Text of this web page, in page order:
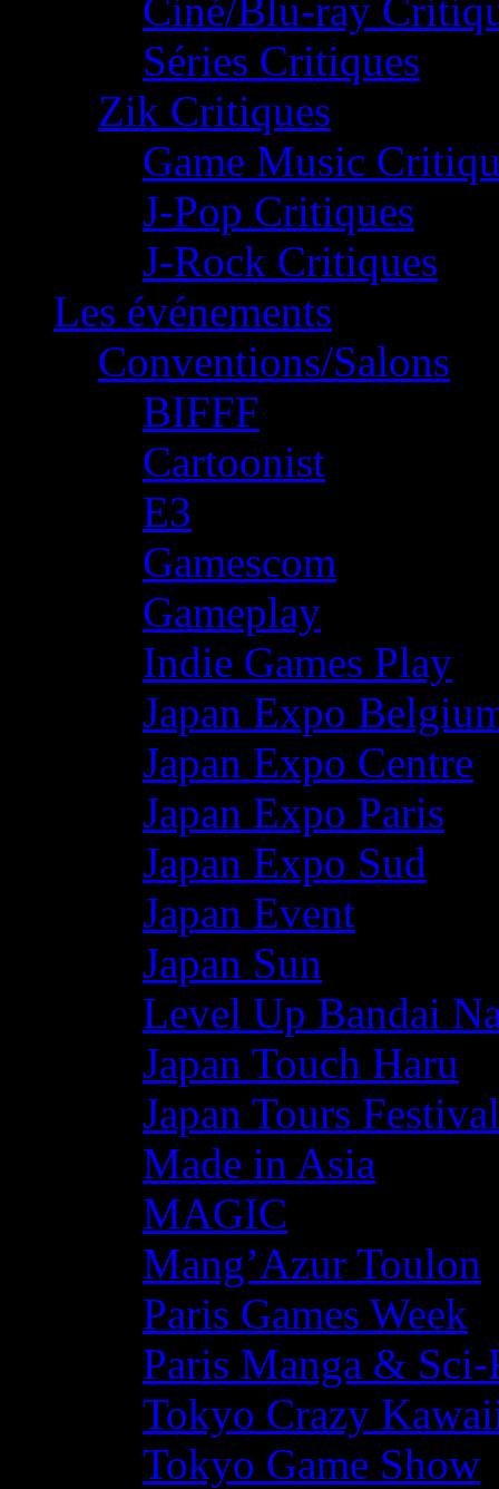
Ciné/Blu-ray
Séries Critiques
Zik Critiques
Game Music
J-Pop Critiques
J-Rock Critiques
Les événements
Conventions/Salons
BIFFF
Cartoonist
E3
Gamescom
Gameplay
Indie Games Play
Japan Expo
Japan Expo Centre
Japan Expo Paris
Japan Expo Sud
Japan Event
Japan Sun
Level Up Bandai
Japan Touch Haru
Japan Tours Festival
Made in Asia
MAGIC
Mang’Azur Toulon
Paris Games Week
Paris Manga &
Tokyo Crazy
Tokyo Game Show